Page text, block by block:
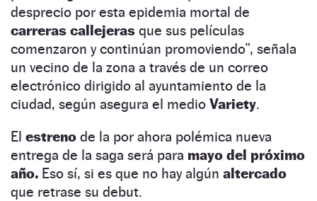
desprecio por esta epidemia mortal de
carreras callejeras que sus películas
comenzaron y continúan promoviendo”, señala
un vecino de la zona a través de un correo
electrónico dirigido al ayuntamiento de la
ciudad, según asegura el medio Variety.
El estreno de la por ahora polémica nueva
entrega de la saga será para mayo del próximo
año. Eso sí, si es que no hay algún altercado
que retrase su debut.